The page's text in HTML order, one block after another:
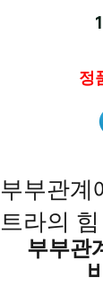
정
부부관계
트라의 힘
부부관